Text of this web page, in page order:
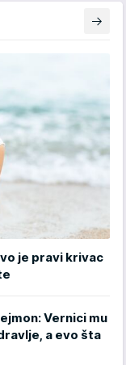
je pravi krivac
Vernici mu
a evo šta